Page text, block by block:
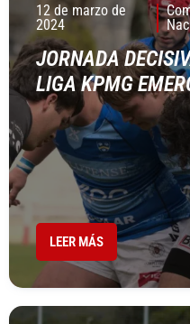
12 de marzo de
2024
JORNADA
LIGA KPMG
LEER MÁS